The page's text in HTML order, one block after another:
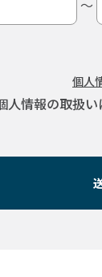
〜
個人
人情報の取扱